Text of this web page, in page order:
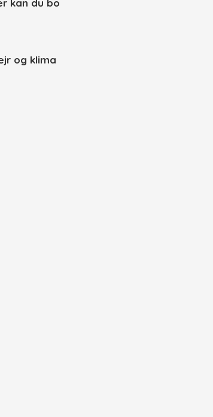
kan du bo
og klima